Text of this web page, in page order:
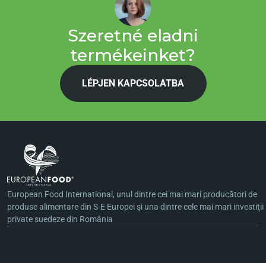
értéket adjanak vállalkozásuknak.
A European Food elkötelezettsége az, hogy szorosan
együttműködjön a disztribúciós partnerekkel, biztosítva
nemcsak prémium termékeket, hanem stratégiai
partnerséget és a közös sikerhez szükséges támogatást. A
VIVA Chips sajtos ízével felsőbbfokú gasztronómiai élményt
csatlakozzanak hozzánk és éljék át a növekedés
lehetőségeit, hogy közösen meghatározzák a prémium
snackek jövőjét.
Szeretné eladni
termékeinket?
LÉPJEN KAPCSOLATBA
European Food International, unul dintre cei mai mari producători de
produse alimentare din S-E Europei şi una dintre cele mai mari investiţii
private suedeze din România